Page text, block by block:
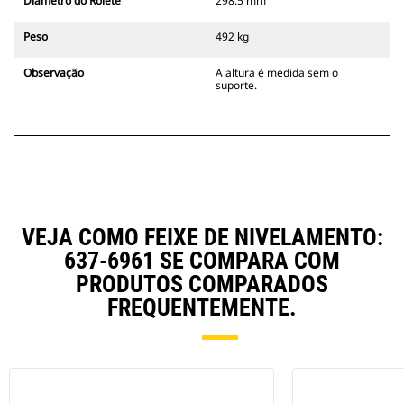
Peso 492 kg
Observação
A altura é medida sem o
suporte.
VEJA COMO FEIXE DE NIVELAMENTO:
637-6961 SE COMPARA COM
PRODUTOS COMPARADOS
FREQUENTEMENTE.